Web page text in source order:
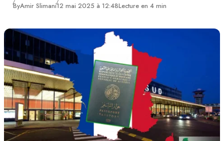
ByAmir Slimani12 mai 2025 à 12:48Lecture en 4 min